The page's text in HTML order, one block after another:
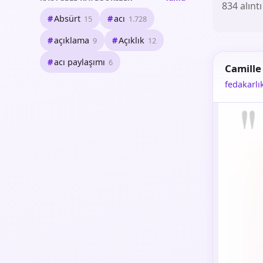
Absürt 15 acı 1.728
açıklama 9 Açıklık 12
acı paylaşımı 6
834 alıntı
Camille